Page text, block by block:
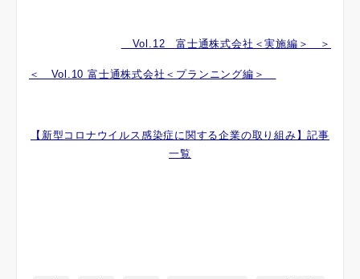
Vol.12 富士通株式会社＜実施編＞ ＞
＜ Vol.10 富士通株式会社＜プランニング編＞
【新型コロナウイルス感染症に関する企業の取り組み】記事
一覧